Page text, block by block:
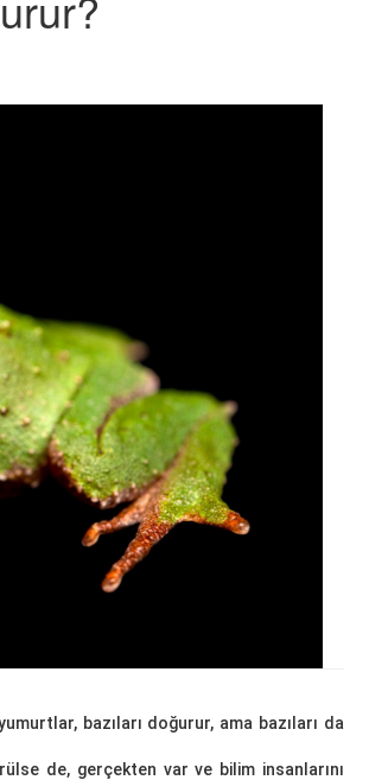
bazıları doğurur, ama bazıları da
de, gerçekten var ve bilim insanlarını
Türkiye'de Pitbull Beslemek
Yasal mı? 2025 Güncel Durum,
Yasalar ve Cezalar
30.10.2025
Havaalanında 1 Hafta Boyunca
Bekletilen Kimsenin
Sahiplenmediği Kutudan Bakın
Ne Çıkıyor
Hastaneleri ve İletişim Bilgileri